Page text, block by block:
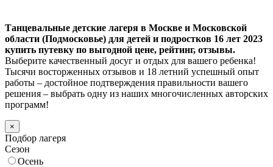
Танцевальные детские лагеря в Москве и Московской
области (Подмосковье) для детей и подростков 16 лет 2023
купить путевку по выгодной цене, рейтинг, отзывы.
Выберите качественный досуг и отдых для вашего ребенка!
Тысячи восторженных отзывов и 18 летний успешный опыт
работы – достойное подтверждения правильности вашего
решения – выбрать одну из наших многочисленных авторских
программ!
×
Подбор лагеря
Сезон
Осень